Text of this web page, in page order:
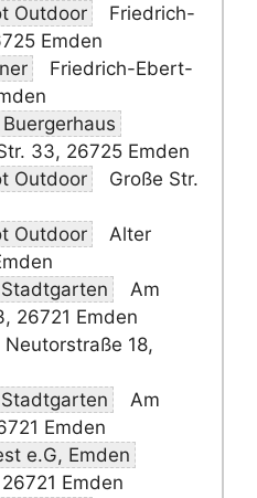
Outdoor
Friedrich-
Emden
Friedrich-Ebert-
33, 26725 Emden
Outdoor
Große Str.
Outdoor
Alter
Am
26721 Emden
Neutorstraße 18,
Am
Emden
e.G, Emden
Emden